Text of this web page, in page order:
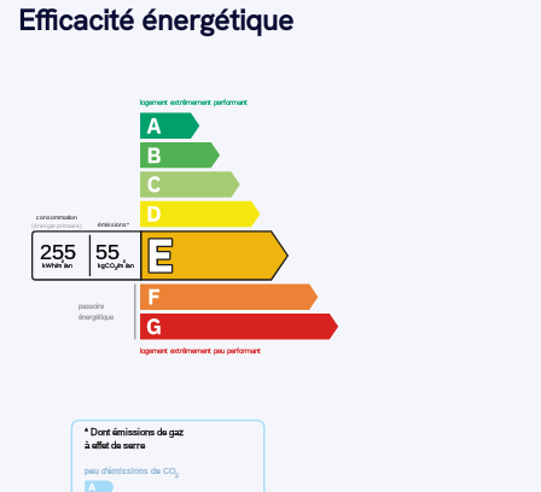
Efficacité énergétique
passoire
énergétique
logement extrêmement performant
logement extrêmement peu performant
consommation
(énergie primaire)
255
kWh/m²/an
émissions*
55
kgCO2/m
²
/an
* Dont émissions de gaz
à effet de serre
peu d'émissions de CO2